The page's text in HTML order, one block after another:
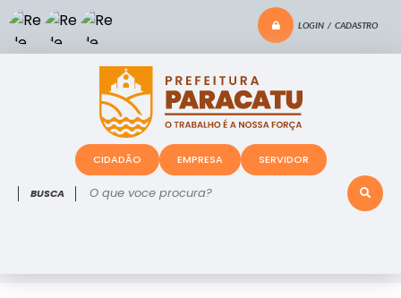
LOGIN / CADASTRO
O que voce procura?
CIDADÃO EMPRESA SERVIDOR